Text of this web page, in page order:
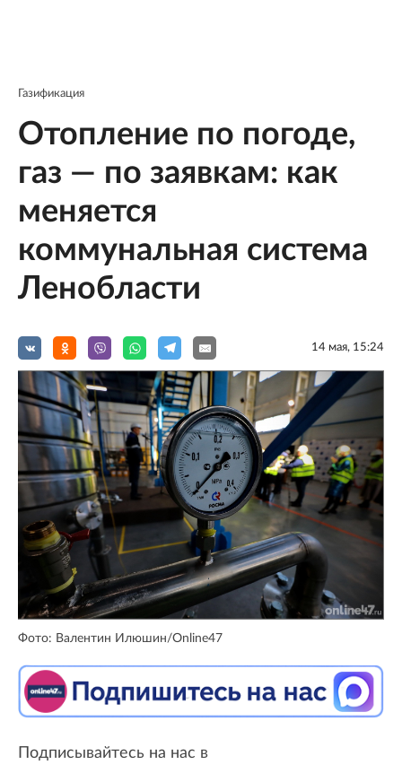
Газификация
Отопление по погоде,
газ — по заявкам: как
меняется
коммунальная система
Ленобласти
14 мая, 15:24
Фото: Валентин Илюшин/Online47
Подписывайтесь на нас в